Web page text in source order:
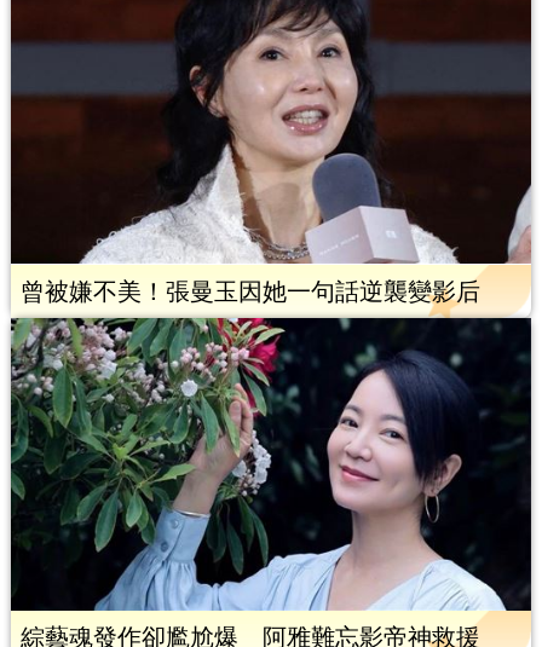
曾被嫌不美！張曼玉因她一句話逆襲變影后
綜藝魂發作卻尷尬爆 阿雅難忘影帝神救援